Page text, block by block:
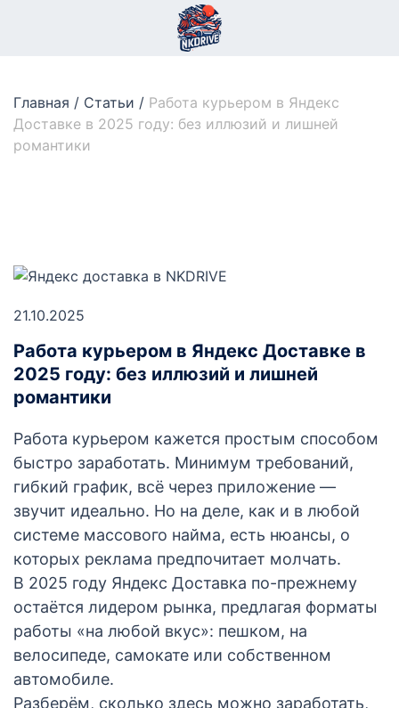
Главная / Статьи / Работа курьером в Яндекс
Доставке в 2025 году: без иллюзий и лишней
романтики
21.10.2025
Работа курьером в Яндекс Доставке в
2025 году: без иллюзий и лишней
романтики
Работа курьером кажется простым способом
быстро заработать. Минимум требований,
гибкий график, всё через приложение —
звучит идеально. Но на деле, как и в любой
системе массового найма, есть нюансы, о
которых реклама предпочитает молчать.
В 2025 году Яндекс Доставка по-прежнему
остаётся лидером рынка, предлагая форматы
работы «на любой вкус»: пешком, на
велосипеде, самокате или собственном
автомобиле.
Разберём, сколько здесь можно заработать,